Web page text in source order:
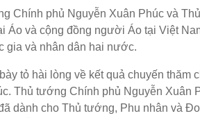
phủ Nguyễn Xuân Phúc và Thủ
Áo và cộng đồng người Áo tại Việt
gia và nhân dân hai nước.
hài lòng về kết quả chuyến thăm
Thủ tướng Chính phủ Nguyễn Xuân
dành cho Thủ tướng, Phu nhân và